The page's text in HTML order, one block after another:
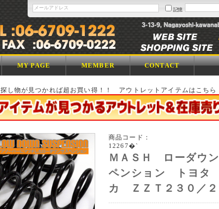
記憶
MY PAGE MEMBER CONTACT
探し物が見つかれば超お買い得！！ アウトレットアイテムはこちら
商品コード：
12267�`
ＭＡＳＨ ローダウ
ペンション トヨタ
カ ＺＺＴ２３０／２